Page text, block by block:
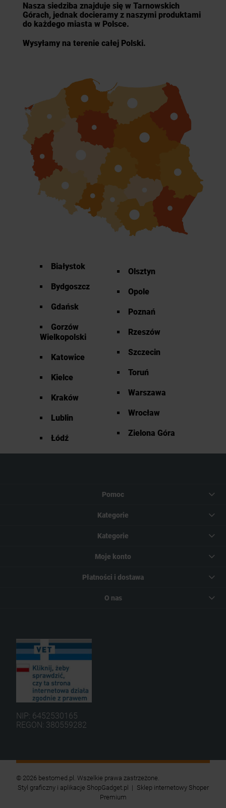
Nasza siedziba znajduje się w Tarnowskich
Górach, jednak docieramy z naszymi produktami
do każdego miasta w Polsce.
Wysyłamy na terenie całej Polski.
Białystok
Bydgoszcz
Gdańsk
Gorzów
Wielkopolski
Katowice
Kielce
Kraków
Lublin
Łódź
Olsztyn
Opole
Poznań
Rzeszów
Szczecin
Toruń
Warszawa
Wrocław
Zielona Góra
Pomoc
Kategorie
Kategorie
Moje konto
Płatności i dostawa
O nas
NIP: 6452530165
REGON: 380559282
© 2026 bestomed.pl. Wszelkie prawa zastrzeżone.
Styl graficzny i aplikacje ShopGadget.pl
Sklep internetowy Shoper
Premium